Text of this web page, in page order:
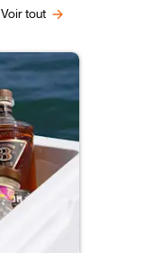
Voir tout